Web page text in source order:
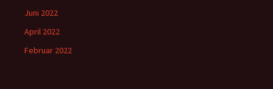
Juni 2022
April 2022
Februar 2022